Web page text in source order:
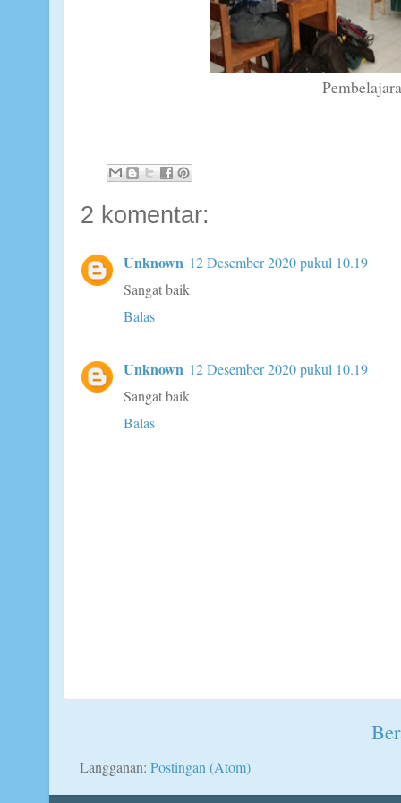
2 komentar:
Unknown 12 Desember 2020 pukul 10.19
Sangat baik
Balas
Unknown 12 Desember 2020 pukul 10.19
Sangat baik
Balas
Langganan:Postingan (Atom)